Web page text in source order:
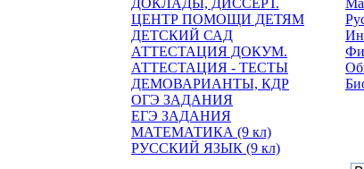
ДОКЛАДЫ, ДИССЕРТ.
ЦЕНТР ПОМОЩИ ДЕТЯМ
ДЕТСКИЙ САД
АТТЕСТАЦИЯ ДОКУМ.
АТТЕСТАЦИЯ - ТЕСТЫ
ДЕМОВАРИАНТЫ, КДР
ОГЭ ЗАДАНИЯ
ЕГЭ ЗАДАНИЯ
МАТЕМАТИКА (9 кл)
РУССКИЙ ЯЗЫК (9 кл)